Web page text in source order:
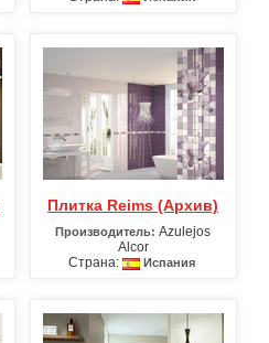
Плитка Reims (Архив)
Производитель: Azulejos
Alcor
Страна:
Испания